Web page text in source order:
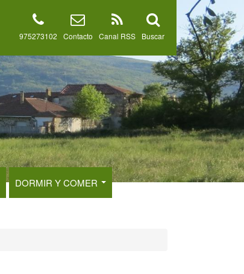
Buscar
Canal RSS
Contacto
975273102
DORMIR Y COMER